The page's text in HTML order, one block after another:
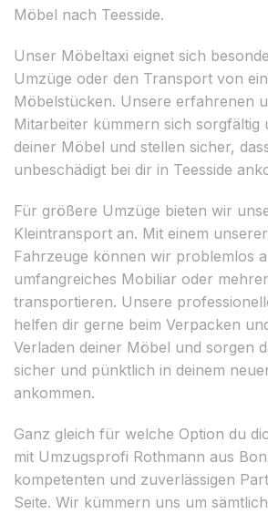
Möbel nach Teesside.
Unser Möbeltaxi eignet sich
Umzüge oder den Transport von
Möbelstücken. Unsere erfahrenen
Mitarbeiter kümmern sich sorgfältig
deiner Möbel und stellen sicher,
unbeschädigt bei dir in Teesside
Für größere Umzüge bieten wir
Kleintransport an. Mit einem
Fahrzeuge können wir problemlos
umfangreiches Mobiliar oder
transportieren. Unsere
helfen dir gerne beim Verpacken
Verladen deiner Möbel und sorgen
sicher und pünktlich in deinem
ankommen.
Ganz gleich für welche Option du
mit Umzugsprofi Rothmann aus
kompetenten und zuverlässigen
Seite. Wir kümmern uns um